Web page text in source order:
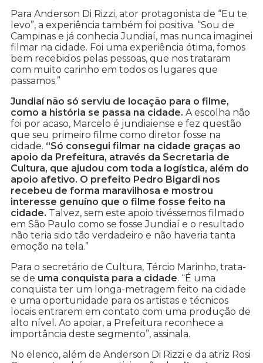
Para Anderson Di Rizzi, ator protagonista de “Eu te
levo”, a experiência também foi positiva. “Sou de
Campinas e já conhecia Jundiaí, mas nunca imaginei
filmar na cidade. Foi uma experiência ótima, fomos
bem recebidos pelas pessoas, que nos trataram
com muito carinho em todos os lugares que
passamos.”
Jundiaí não só serviu de locação para o filme,
como a história se passa na cidade. A escolha não
foi por acaso, Marcelo é jundiaiense e fez questão
que seu primeiro filme como diretor fosse na
cidade. “Só consegui filmar na cidade graças ao
apoio da Prefeitura, através da Secretaria de
Cultura, que ajudou com toda a logística, além do
apoio afetivo. O prefeito Pedro Bigardi nos
recebeu de forma maravilhosa e mostrou
interesse genuíno que o filme fosse feito na
cidade. Talvez, sem este apoio tivéssemos filmado
em São Paulo como se fosse Jundiaí e o resultado
não teria sido tão verdadeiro e não haveria tanta
emoção na tela.”
Para o secretário de Cultura, Tércio Marinho, trata-
se de uma conquista para a cidade. “É uma
conquista ter um longa-metragem feito na cidade
e uma oportunidade para os artistas e técnicos
locais entrarem em contato com uma produção de
alto nível. Ao apoiar, a Prefeitura reconhece a
importância deste segmento”, assinala.
No elenco, além de Anderson Di Rizzi e da atriz Rosi